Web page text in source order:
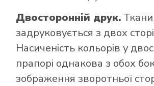
Двосторонній друк.
задруковується з двох
Насиченість кольорів у
прапорі однакова з обох
зображення зворотньої